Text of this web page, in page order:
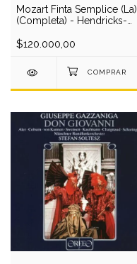
Mozart Finta Semplice (La)
(Completa) - Hendricks-
Blochwitz-D.Johnson-
[PRODUCTO USADO]
$120.000,00